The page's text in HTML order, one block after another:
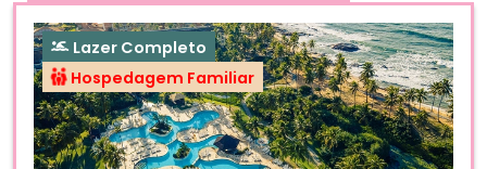
Lazer Completo
Hospedagem Familiar